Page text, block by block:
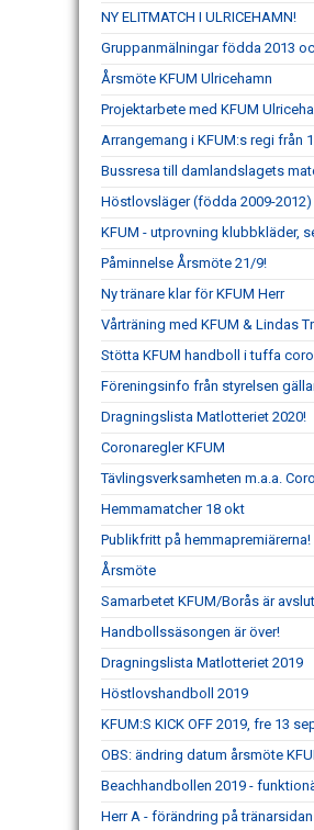
NY ELITMATCH I ULRICEHAMN!
Gruppanmälningar födda 2013
Årsmöte KFUM Ulricehamn
Projektarbete med KFUM
Arrangemang i KFUM:s regi från
Bussresa till damlandslagets
Höstlovsläger (födda 2009-2012)
KFUM - utprovning klubbkläder,
Påminnelse Årsmöte 21/9!
Ny tränare klar för KFUM Herr
Vårträning med KFUM & Lindas
Stötta KFUM handboll i tuffa
Föreningsinfo från styrelsen
Dragningslista Matlotteriet 2020!
Coronaregler KFUM
Tävlingsverksamheten m.a.a.
Hemmamatcher 18 okt
Publikfritt på hemmapremiärerna!
Årsmöte
Samarbetet KFUM/Borås är
Handbollssäsongen är över!
Dragningslista Matlotteriet 2019
Höstlovshandboll 2019
KFUM:S KICK OFF 2019, fre 13
OBS: ändring datum årsmöte
Beachhandbollen 2019 -
Herr A - förändring på tränarsidan